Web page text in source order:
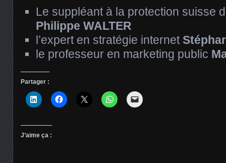
Le suppléant à la protection suisse
Philippe WALTER
l’expert en stratégie internet
le professeur en marketing public
Partager :
J’aime ça :